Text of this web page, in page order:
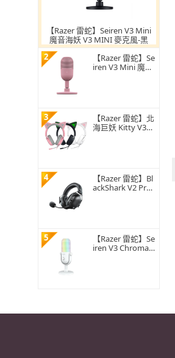
【Razer 雷蛇】Seiren V3 Mini
魔音海妖 V3 MINI 麥克風-黑
2
【Razer 雷蛇】Se
iren V3 Mini 魔音
3
【Razer 雷蛇】北
海巨妖 Kitty V3X
4
【Razer 雷蛇】Bl
ackShark V2 Pro
5
【Razer 雷蛇】Se
iren V3 Chroma